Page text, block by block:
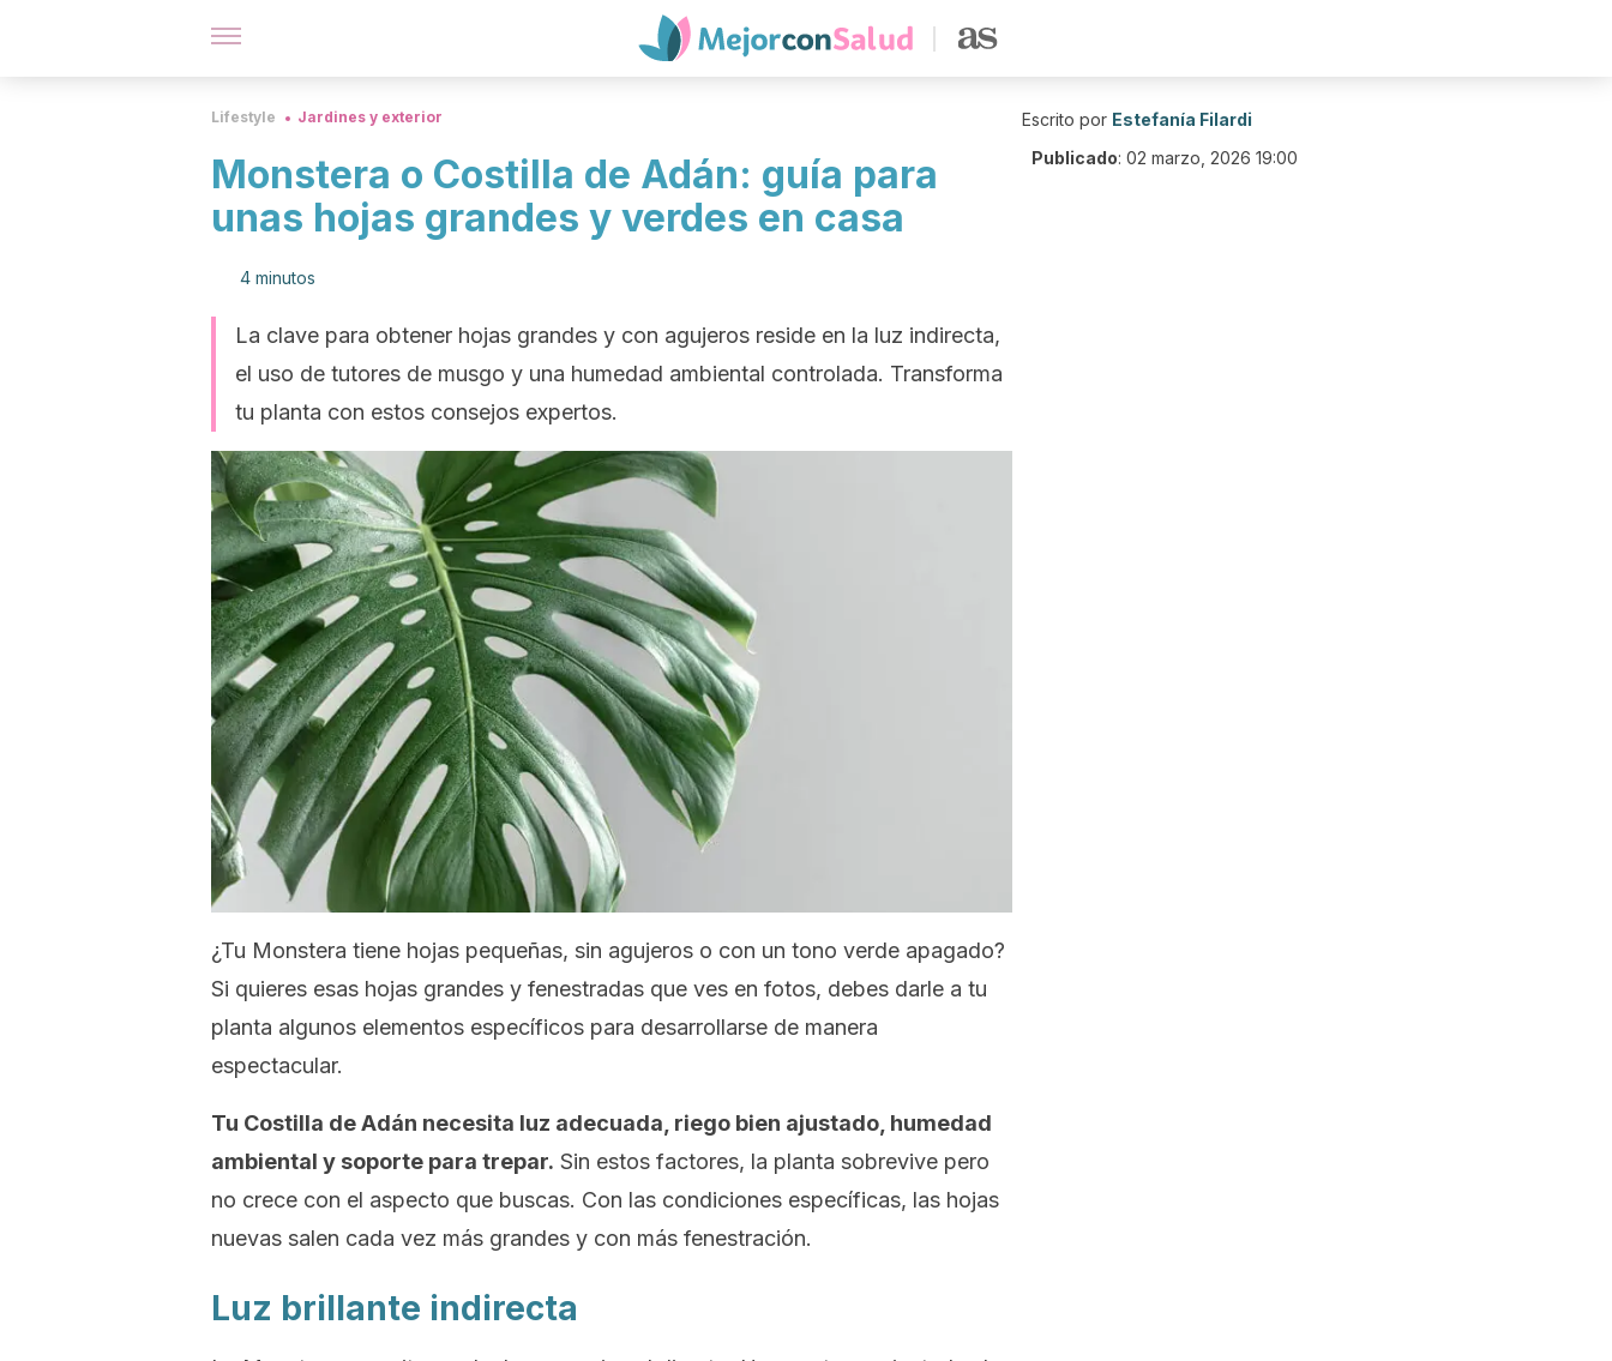
Lifestyle Jardines y exterior
Monstera o Costilla de Adán: guía para
unas hojas grandes y verdes en casa
4 minutos
La clave para obtener hojas grandes y con agujeros reside en la luz indirecta,
el uso de tutores de musgo y una humedad ambiental controlada. Transforma
tu planta con estos consejos expertos.
¿Tu Monstera tiene hojas pequeñas, sin agujeros o con un tono verde apagado?
Si quieres esas hojas grandes y fenestradas que ves en fotos, debes darle a tu
planta algunos elementos específicos para desarrollarse de manera
espectacular.
Tu Costilla de Adán necesita luz adecuada, riego bien ajustado, humedad
ambiental y soporte para trepar. Sin estos factores, la planta sobrevive pero
no crece con el aspecto que buscas. Con las condiciones específicas, las hojas
nuevas salen cada vez más grandes y con más fenestración.
Luz brillante indirecta
Escrito por Estefanía Filardi
Publicado: 02 marzo, 2026 19:00